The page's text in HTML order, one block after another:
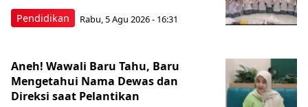
Pendidikan Rabu, 5 Agu 2026 - 16:31
Aneh! Wawali Baru Tahu, Baru
Mengetahui Nama Dewas dan
Direksi saat Pelantikan